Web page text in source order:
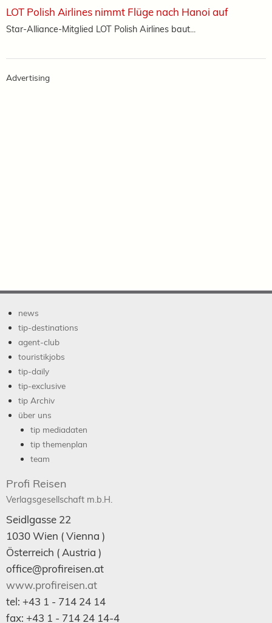
LOT Polish Airlines nimmt Flüge nach Hanoi auf
Star-Alliance-Mitglied LOT Polish Airlines baut...
Advertising
news
tip-destinations
agent-club
touristikjobs
tip-daily
tip-exclusive
tip Archiv
über uns
tip mediadaten
tip themenplan
team
Profi Reisen
Verlagsgesellschaft m.b.H.
Seidlgasse 22
1030Wien ( Vienna )
Österreich ( Austria )
office@profireisen.at
www.profireisen.at
tel: +43 1 - 714 24 14
fax: +43 1 - 714 24 14-4